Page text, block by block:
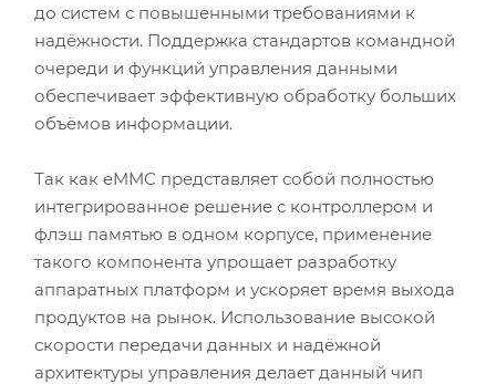
до систем с повышенными требованиями к
надёжности. Поддержка стандартов командной
очереди и функций управления данными
обеспечивает эффективную обработку больших
объёмов информации.
Так как eMMC представляет собой полностью
интегрированное решение с контроллером и
флэш памятью в одном корпусе, применение
такого компонента упрощает разработку
аппаратных платформ и ускоряет время выхода
продуктов на рынок. Использование высокой
скорости передачи данных и надёжной
архитектуры управления делает данный чип